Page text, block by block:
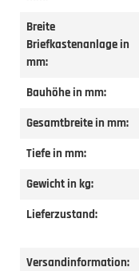
Breite
Briefkastenanlage in
mm:
Bauhöhe in mm:
Gesamtbreite in mm:
Tiefe in mm:
Gewicht in kg:
Lieferzustand:
Versandinformation: